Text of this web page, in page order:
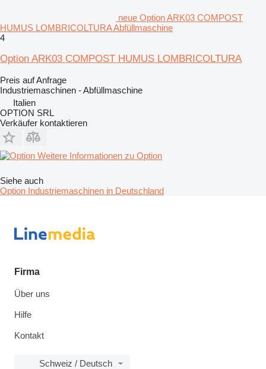
neue Option ARK03 COMPOST
HUMUS LOMBRICOLTURA Abfüllmaschine
4
Option ARK03 COMPOST HUMUS LOMBRICOLTURA
Preis auf Anfrage
Industriemaschinen - Abfüllmaschine
Italien
OPTION SRL
Verkäufer kontaktieren
Weitere Informationen zu Option
Siehe auch
Option Industriemaschinen in Deutschland
Firma
Über uns
Hilfe
Kontakt
Schweiz / Deutsch